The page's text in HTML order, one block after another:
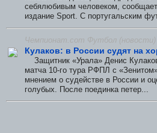
себялюбивым человеком, сообщает
издание Sport. С португальским
Чемпионат.com Футбол (новости)
Кулаков: в России судят на
Защитник «Урала» Денис
матча 10-го тура РФПЛ с
мнением о судействе в России и
голубых. После поединка петер...